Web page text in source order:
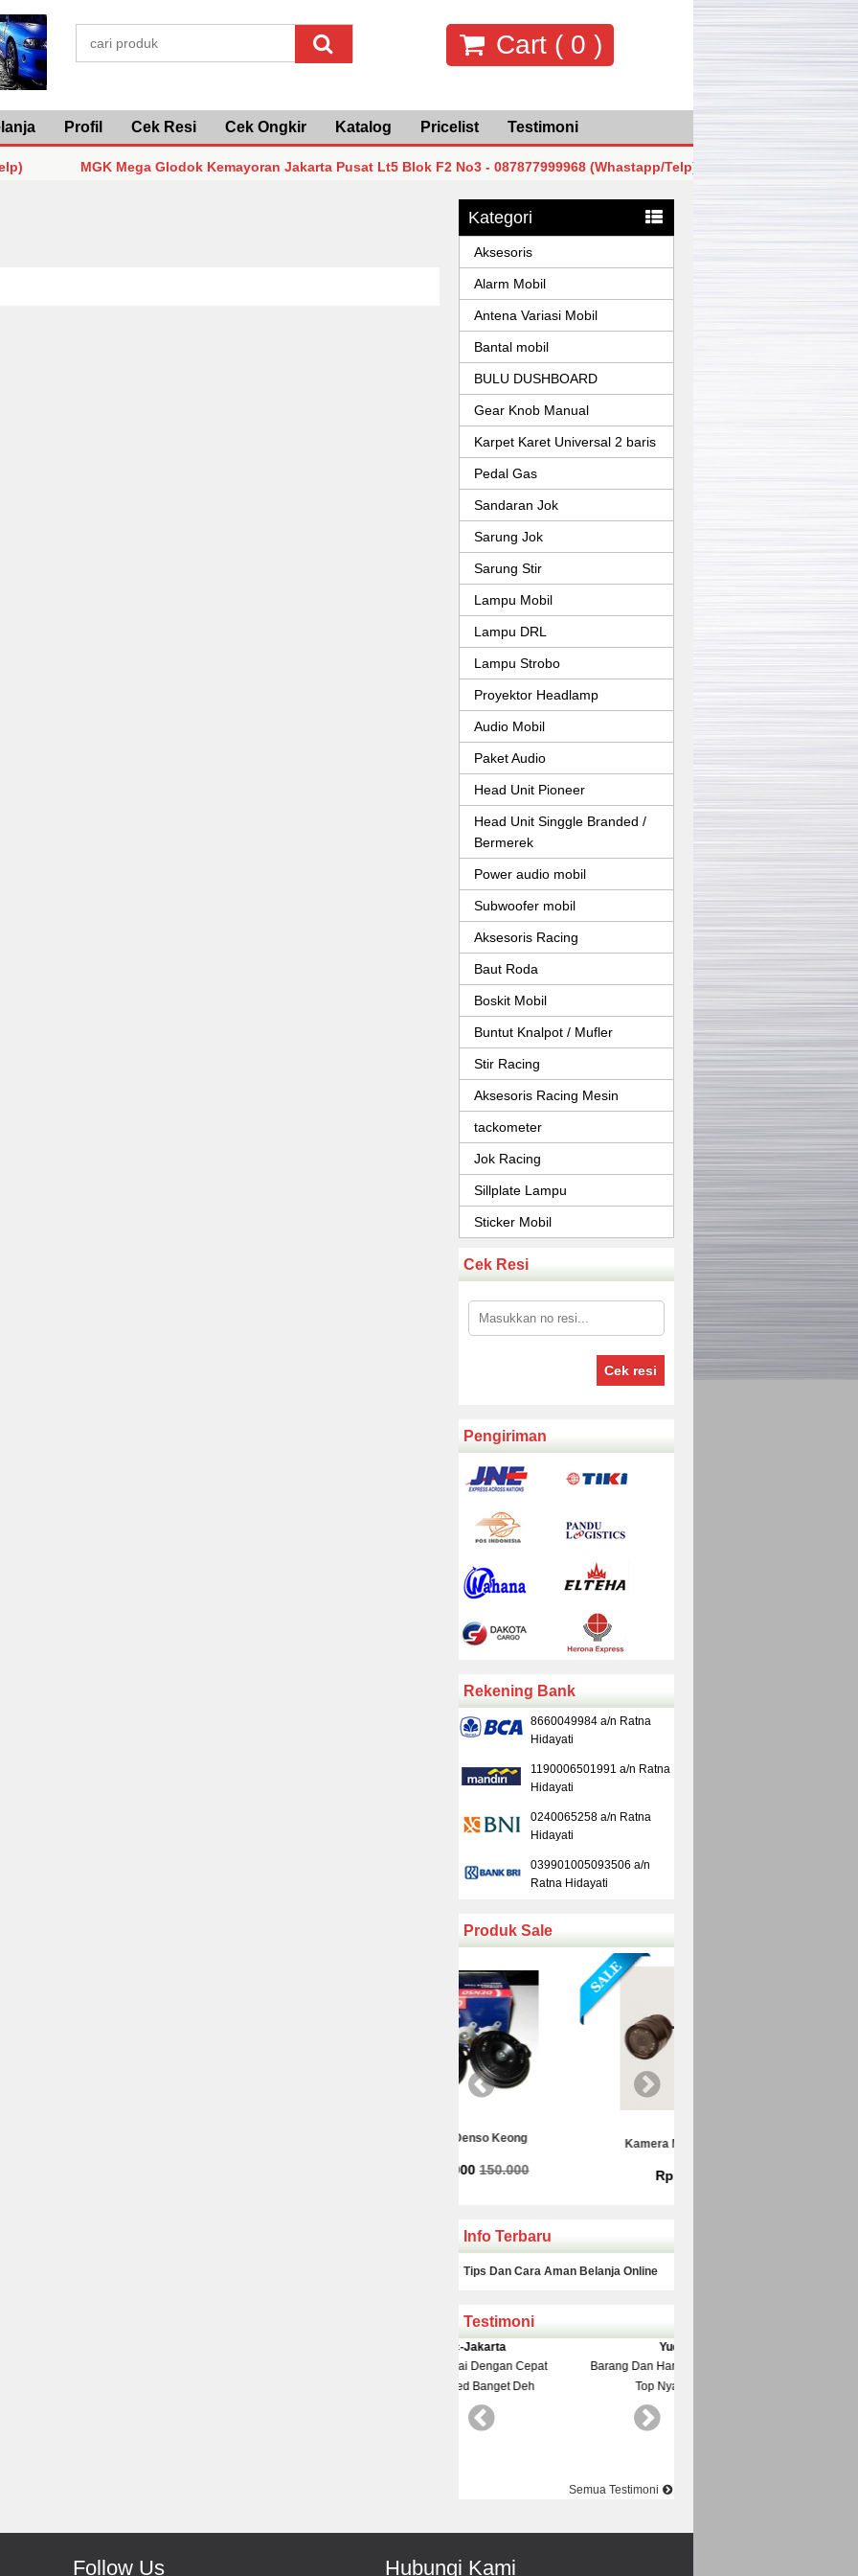
Cart ( 0 )
Profil Cek Resi Cek Ongkir Katalog Pricelist Testimoni
MGK Mega Glodok Kemayoran Jakarta Pusat Lt5 Blok F2 No3 - 087877999968 (Whastapp/Telp)
MGK Mega Glodok Kemayoran Jakarta Pusat Lt5 Blok F2 No3 - 087877999968 (Whastapp/Telp)
MGK Mega Glodok Kemayoran Jakarta Pusat Lt5 Blok F2 No3 - 087877999968 (Whastapp/Telp)
Kategori
Aksesoris
Alarm Mobil
Antena Variasi Mobil
Bantal mobil
BULU DUSHBOARD
Gear Knob Manual
Karpet Karet Universal 2 baris
Pedal Gas
Sandaran Jok
Sarung Jok
Sarung Stir
Lampu Mobil
Lampu DRL
Lampu Strobo
Proyektor Headlamp
Audio Mobil
Paket Audio
Head Unit Pioneer
Head Unit Singgle Branded /
Bermerek
Power audio mobil
Subwoofer mobil
Aksesoris Racing
Baut Roda
Boskit Mobil
Buntut Knalpot / Mufler
Stir Racing
Aksesoris Racing Mesin
tackometer
Jok Racing
Sillplate Lampu
Sticker Mobil
Cek Resi
Cek resi
Pengiriman
Rekening Bank
8660049984 a/n Ratna
Hidayati
1190006501991 a/n Ratna
Hidayati
0240065258 a/n Ratna
Hidayati
039901005093506 a/n
Ratna Hidayati
Produk Sale
Kamera Mundur Infrared
Info Terbaru
Tips Dan Cara Aman Belanja Online
Testimoni
Barang Dan Harga Sesuai Kualitasnya
Top Nya Pake Banget
Semua Testimoni
Follow Us Hubungi Kami